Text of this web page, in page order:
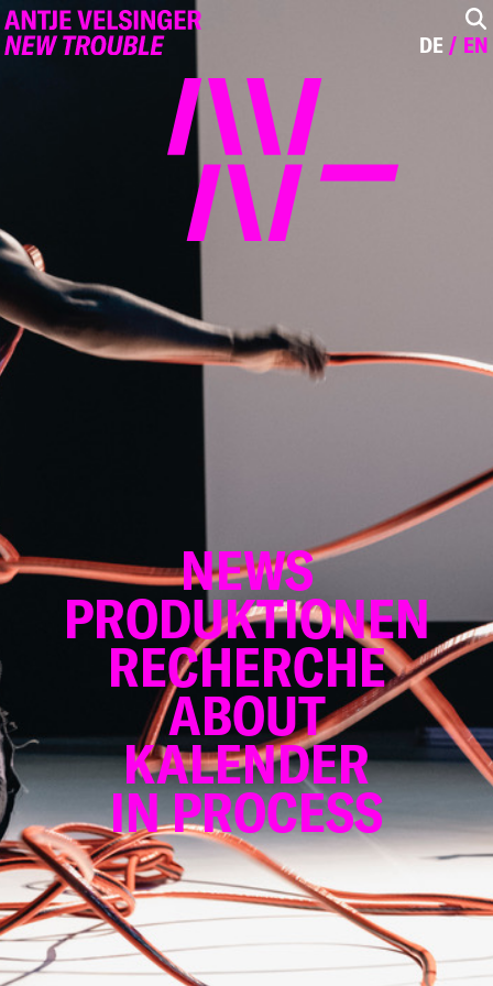
DE EN
NEWS
PRODUKTIONEN
RECHERCHE
ABOUT
KALENDER
IN PROCESS